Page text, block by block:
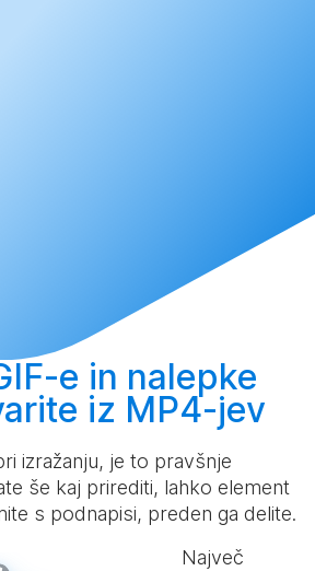
e in nalepke
iz MP4-jev
izražanju, je to pravšnje
še kaj prirediti, lahko element
s podnapisi, preden ga delite.
Največ